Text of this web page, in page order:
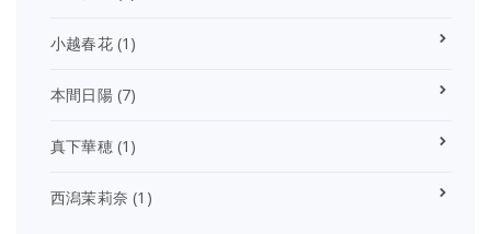
小越春花(1)
本間日陽(7)
真下華穂(1)
西潟茉莉奈 (1)